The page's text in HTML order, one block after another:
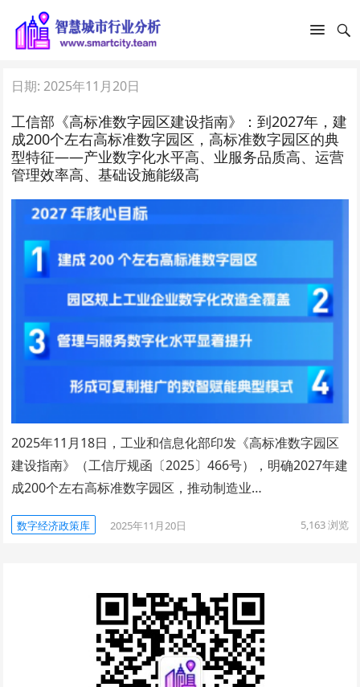
日期:2025年11月20日
工信部《高标准数字园区建设指南》：到2027年，建
成200个左右高标准数字园区，高标准数字园区的典
型特征——产业数字化水平高、业服务品质高、运营
管理效率高、基础设施能级高
2025年11月18日，工业和信息化部印发《高标准数字园区
建设指南》（工信厅规函〔2025〕466号），明确2027年建
成200个左右高标准数字园区，推动制造业…
数字经济政策库 2025年11月20日 5,163浏览